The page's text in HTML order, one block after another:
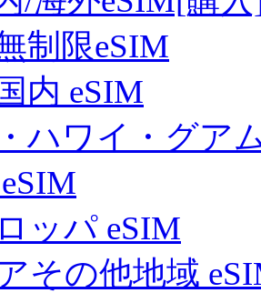
制限eSIM
内 eSIM
ハワイ・グア
ッパ eSIM
その他地域